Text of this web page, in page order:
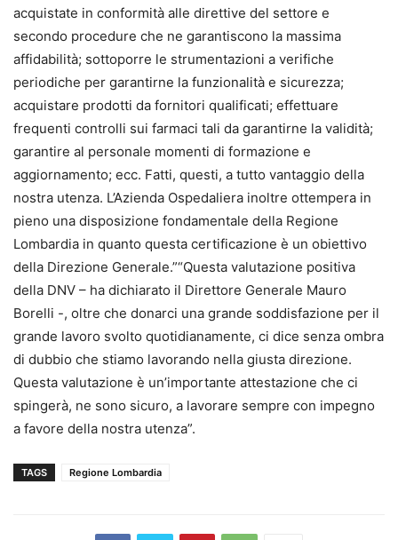
acquistate in conformità alle direttive del settore e
secondo procedure che ne garantiscono la massima
affidabilità; sottoporre le strumentazioni a verifiche
periodiche per garantirne la funzionalità e sicurezza;
acquistare prodotti da fornitori qualificati; effettuare
frequenti controlli sui farmaci tali da garantirne la validità;
garantire al personale momenti di formazione e
aggiornamento; ecc. Fatti, questi, a tutto vantaggio della
nostra utenza. L’Azienda Ospedaliera inoltre ottempera in
pieno una disposizione fondamentale della Regione
Lombardia in quanto questa certificazione è un obiettivo
della Direzione Generale.”“Questa valutazione positiva
della DNV – ha dichiarato il Direttore Generale Mauro
Borelli -, oltre che donarci una grande soddisfazione per il
grande lavoro svolto quotidianamente, ci dice senza ombra
di dubbio che stiamo lavorando nella giusta direzione.
Questa valutazione è un’importante attestazione che ci
spingerà, ne sono sicuro, a lavorare sempre con impegno
a favore della nostra utenza”.
TAGS Regione Lombardia